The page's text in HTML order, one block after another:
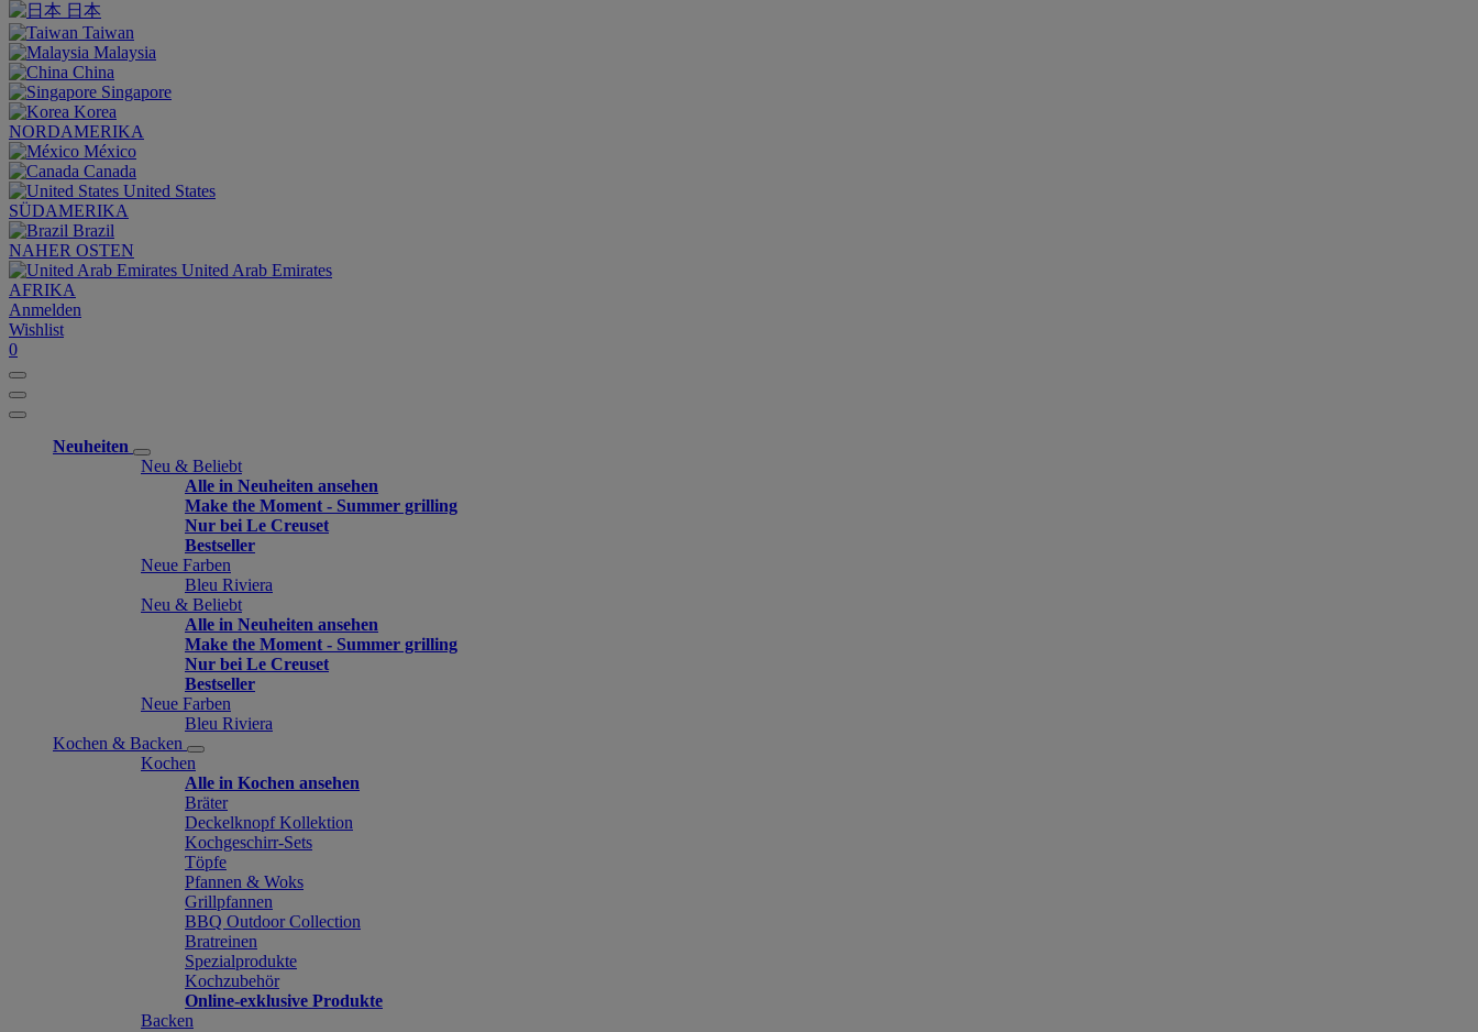
日本
Taiwan
Malaysia
China
Singapore
Korea
NORDAMERIKA
México
Canada
United States
SÜDAMERIKA
Brazil
NAHER OSTEN
United Arab Emirates
AFRIKA
Anmelden
Wishlist
0
Neuheiten
Neu & Beliebt
Alle in Neuheiten ansehen
Make the Moment - Summer grilling
Nur bei Le Creuset
Bestseller
Neue Farben
Bleu Riviera
Neu & Beliebt
Alle in Neuheiten ansehen
Make the Moment - Summer grilling
Nur bei Le Creuset
Bestseller
Neue Farben
Bleu Riviera
Kochen & Backen
Kochen
Alle in Kochen ansehen
Bräter
Deckelknopf Kollektion
Kochgeschirr-Sets
Töpfe
Pfannen & Woks
Grillpfannen
BBQ Outdoor Collection
Bratreinen
Spezialprodukte
Kochzubehör
Online-exklusive Produkte
Backen